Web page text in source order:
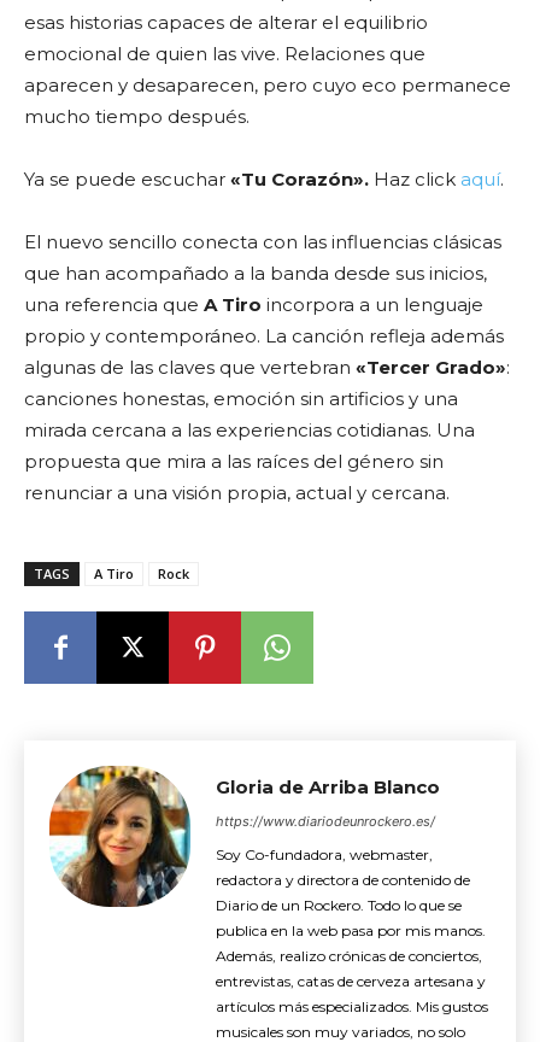
esas historias capaces de alterar el equilibrio
emocional de quien las vive. Relaciones que
aparecen y desaparecen, pero cuyo eco permanece
mucho tiempo después.
Ya se puede escuchar «Tu Corazón». Haz click aquí.
El nuevo sencillo conecta con las influencias clásicas
que han acompañado a la banda desde sus inicios,
una referencia que A Tiro incorpora a un lenguaje
propio y contemporáneo. La canción refleja además
algunas de las claves que vertebran «Tercer Grado»:
canciones honestas, emoción sin artificios y una
mirada cercana a las experiencias cotidianas. Una
propuesta que mira a las raíces del género sin
renunciar a una visión propia, actual y cercana.
TAGS A Tiro Rock
Gloria de Arriba Blanco
https://www.diariodeunrockero.es/
Soy Co-fundadora, webmaster,
redactora y directora de contenido de
Diario de un Rockero. Todo lo que se
publica en la web pasa por mis manos.
Además, realizo crónicas de conciertos,
entrevistas, catas de cerveza artesana y
artículos más especializados. Mis gustos
musicales son muy variados, no solo